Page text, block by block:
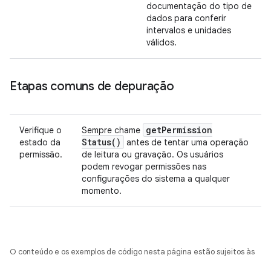
documentação do tipo de
dados para conferir
intervalos e unidades
válidos.
Etapas comuns de depuração
Verifique o
estado da
permissão.
Sempre chame getPermission
Status( )
antes de tentar uma operação
de leitura ou gravação. Os usuários
podem revogar permissões nas
configurações do sistema a qualquer
momento.
O conteúdo e os exemplos de código nesta página estão sujeitos às